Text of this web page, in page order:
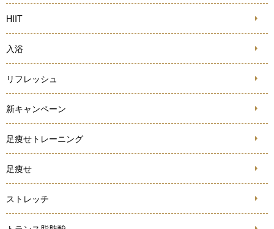
HIIT
入浴
リフレッシュ
新キャンペーン
足痩せトレーニング
足痩せ
ストレッチ